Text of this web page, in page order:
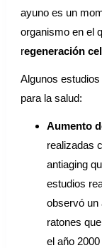
ayuno es un
organismo en el
regeneración
Algunos
para la salud:
Aumento
realizadas
antiaging
estudios
observó un
ratones
el año